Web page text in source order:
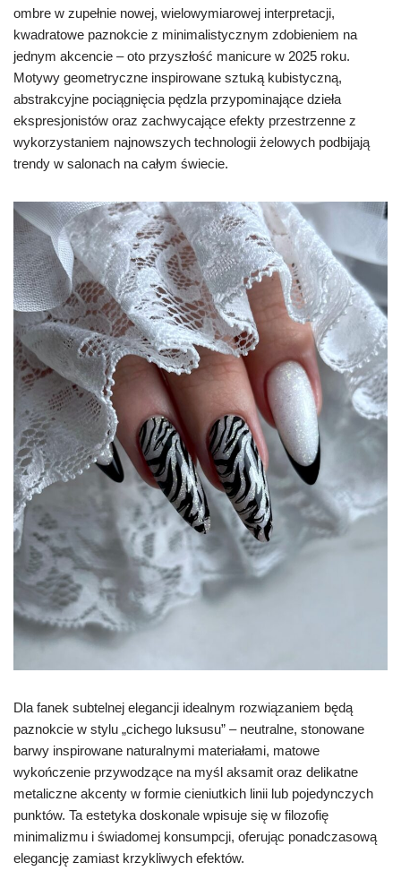
ombre w zupełnie nowej, wielowymiarowej interpretacji,
kwadratowe paznokcie z minimalistycznym zdobieniem na
jednym akcencie – oto przyszłość manicure w 2025 roku.
Motywy geometryczne inspirowane sztuką kubistyczną,
abstrakcyjne pociągnięcia pędzla przypominające dzieła
ekspresjonistów oraz zachwycające efekty przestrzenne z
wykorzystaniem najnowszych technologii żelowych podbijają
trendy w salonach na całym świecie.
Dla fanek subtelnej elegancji idealnym rozwiązaniem będą
paznokcie w stylu „cichego luksusu” – neutralne, stonowane
barwy inspirowane naturalnymi materiałami, matowe
wykończenie przywodzące na myśl aksamit oraz delikatne
metaliczne akcenty w formie cieniutkich linii lub pojedynczych
punktów. Ta estetyka doskonale wpisuje się w filozofię
minimalizmu i świadomej konsumpcji, oferując ponadczasową
elegancję zamiast krzykliwych efektów.